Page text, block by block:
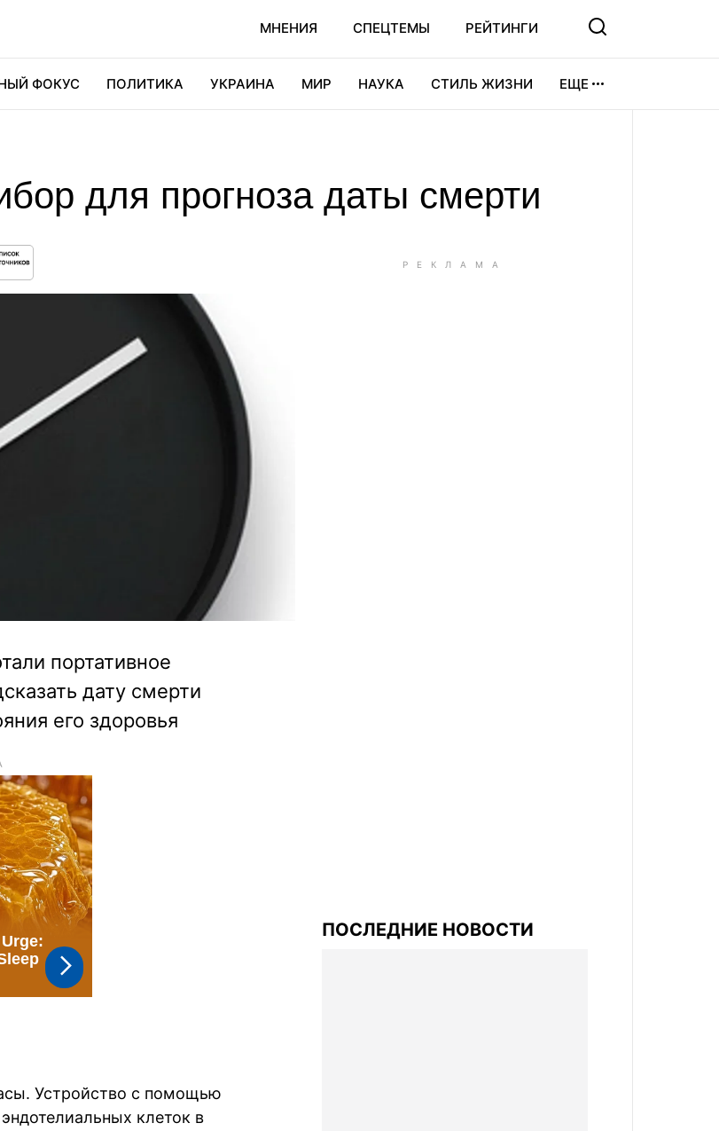
МНЕНИЯ СПЕЦТЕМЫ РЕЙТИНГИ
ФОКУС ПОЛИТИКА УКРАИНА МИР НАУКА СТИЛЬ ЖИЗНИ ЕЩЕ
для прогноза даты смерти
портативное
дату смерти
его здоровья
Устройство с помощью
клеток в
ПОСЛЕДНИЕ НОВОСТИ